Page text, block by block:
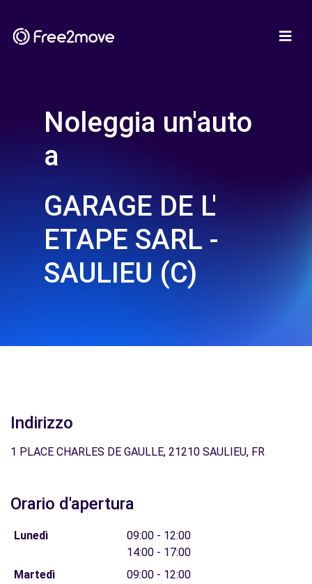
Noleggia un'auto
a
GARAGE DE L'
ETAPE SARL -
SAULIEU (C)
Indirizzo
1 PLACE CHARLES DE GAULLE, 21210 SAULIEU, FR
Orario d'apertura
Lunedì
09:00 - 12:00
14:00 - 17:00
Martedì
09:00 - 12:00